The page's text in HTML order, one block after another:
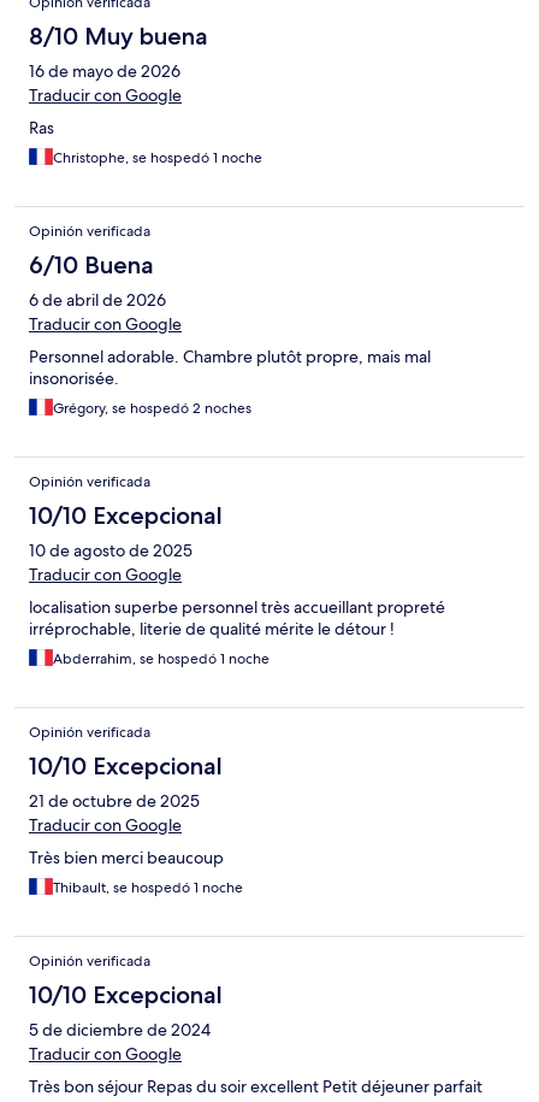
8/10 Muy buena
16 de mayo de 2026
Traducir con Google
Ras
Christophe, se hospedó 1 noche
Opinión verificada
6/10 Buena
6 de abril de 2026
Traducir con Google
Personnel adorable. Chambre plutôt propre, mais mal
insonorisée.
Grégory, se hospedó 2 noches
Opinión verificada
10/10 Excepcional
10 de agosto de 2025
Traducir con Google
localisation superbe personnel très accueillant propreté
irréprochable, literie de qualité mérite le détour !
Abderrahim, se hospedó 1 noche
Opinión verificada
10/10 Excepcional
21 de octubre de 2025
Traducir con Google
Très bien merci beaucoup
Thibault, se hospedó 1 noche
Opinión verificada
10/10 Excepcional
5 de diciembre de 2024
Traducir con Google
Très bon séjour Repas du soir excellent Petit déjeuner parfait